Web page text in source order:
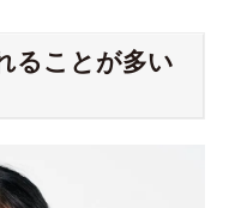
ることが多い